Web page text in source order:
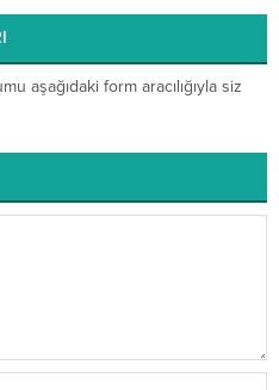
aşağıdaki form aracılığıyla siz